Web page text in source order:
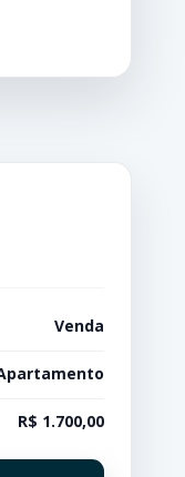
Venda
R$ 1.700,00